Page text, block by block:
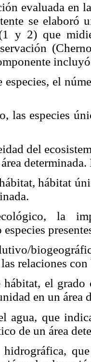
evaluada en
se elaboró
y 2) que
especies, el
las especies
del
hábitat
la
relaciones con
hábitat, el
en un área
agua, que
de un área